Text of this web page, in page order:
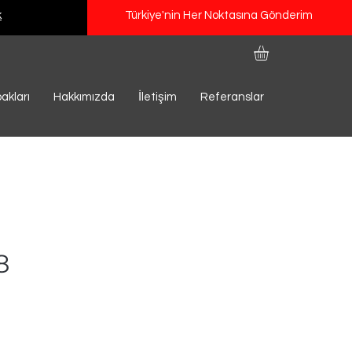
Türkiye'nin Her Noktasına Gönderim
Hakkımızda İletişim Referanslar